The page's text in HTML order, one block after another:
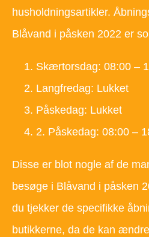
husholdningsartikler.
Blåvand i påsken 2022 er
Skærtorsdag: 08:00 –
Langfredag: Lukket
Påskedag: Lukket
2. Påskedag: 08:00 –
Disse er blot nogle af de
besøge i Blåvand i påsken
du tjekker de specifikke
butikkerne, da de kan